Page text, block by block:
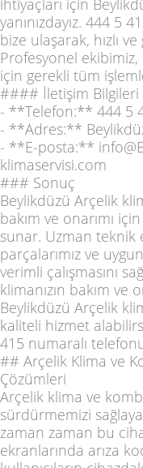
ihtiyaçları için
yanınızdayız. 444 5
bize ulaşarak, hızlı
Profesyonel ekibimiz,
için gerekli tüm
#### İletişim Bilgileri
- **Telefon:** 444 5
- **Adres:**
- **E-posta:**
klimaservisi.com
### Sonuç
Beylikdüzü Arçelik
bakım ve onarımı
sunar. Uzman teknik
parçalarımız ve
verimli çalışmasını
klimanızın bakım ve
Beylikdüzü Arçelik
kaliteli hizmet
415 numaralı
## Arçelik Klima ve
Çözümleri
Arçelik klima ve
sürdürmemizi
zaman zaman bu
ekranlarında arıza